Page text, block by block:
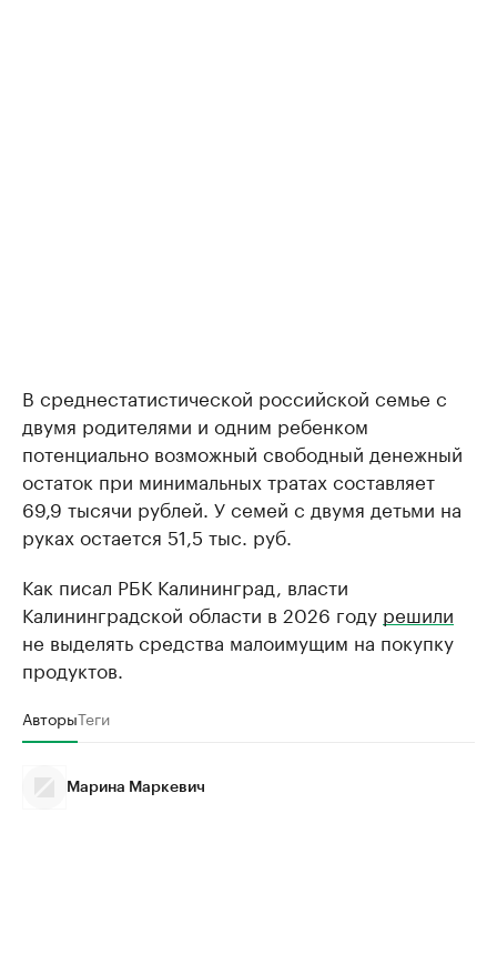
В среднестатистической российской семье с
двумя родителями и одним ребенком
потенциально возможный свободный денежный
остаток при минимальных тратах составляет
69,9 тысячи рублей. У семей с двумя детьми на
руках остается 51,5 тыс. руб.
Как писал РБК Калининград, власти
Калининградской области в 2026 году решили
не выделять средства малоимущим на покупку
продуктов.
АвторыТеги
Марина Маркевич